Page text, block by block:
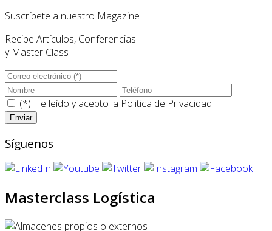
Suscríbete a nuestro Magazine
Recibe Artículos, Conferencias
y Master Class
(*) He leído y acepto la Politica de Privacidad
Síguenos
Masterclass Logística